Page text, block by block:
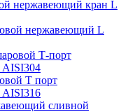
нержавеющий кран L
нержавеющий L
Т-порт
Т порт
сливной